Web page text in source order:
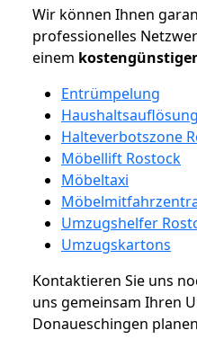
Wir können Ihnen
professionelles
einem
Entrümpelung
Halteverbotszone
Möbellift Rostock
Möbeltaxi
Umzugshelfer
Umzugskartons
Kontaktieren Sie uns
uns gemeinsam Ihren
Donaueschingen